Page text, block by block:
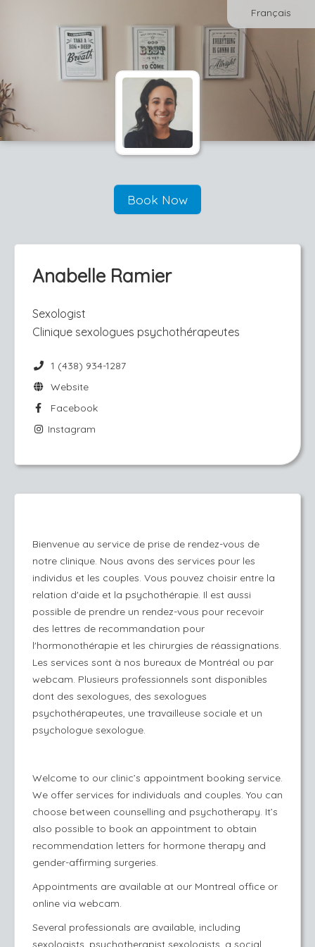
Français
Book Now
Anabelle Ramier
Sexologist
Clinique sexologues psychothérapeutes
1 (438) 934-1287
Website
Facebook
Instagram
Bienvenue au service de prise de rendez-vous de
notre clinique. Nous avons des services pour les
individus et les couples. Vous pouvez choisir entre la
relation d'aide et la psychothérapie. Il est aussi
possible de prendre un rendez-vous pour recevoir
des lettres de recommandation pour
l'hormonothérapie et les chirurgies de réassignations.
Les services sont à nos bureaux de Montréal ou par
webcam. Plusieurs professionnels sont disponibles
dont des sexologues, des sexologues
psychothérapeutes, une travailleuse sociale et un
psychologue sexologue.
Welcome to our clinic’s appointment booking service.
We offer services for individuals and couples. You can
choose between counselling and psychotherapy. It’s
also possible to book an appointment to obtain
recommendation letters for hormone therapy and
gender-affirming surgeries.
Appointments are available at our Montreal office or
online via webcam.
Several professionals are available, including
sexologists, psychotherapist sexologists, a social